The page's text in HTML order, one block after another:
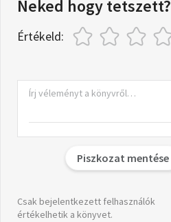
Neked hogy tetszett?
Értékeld:
Piszkozat mentése
Csak bejelentkezett felhasználók
értékelhetik a könyvet.